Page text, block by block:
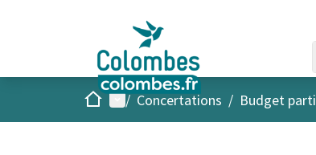
AccueilMenu principal
/ Concertations / Budget